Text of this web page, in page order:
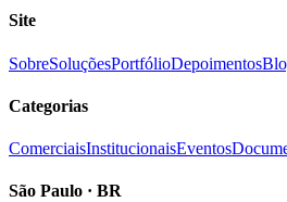
Site
SobreSoluçõesPortfólioDepoimentos
Categorias
ComerciaisInstitucionaisEventos
São Paulo · BR